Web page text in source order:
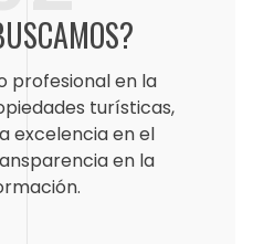
profesional en la
turísticas,
excelencia en el
en la